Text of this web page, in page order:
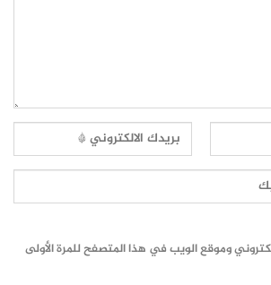
وموقع الويب في هذا المتصفح للمرة الأولى